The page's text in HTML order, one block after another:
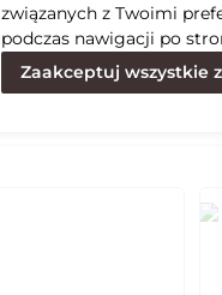
związanych z Twoimi
podczas nawigacji po
Zaakceptuj wszystkie